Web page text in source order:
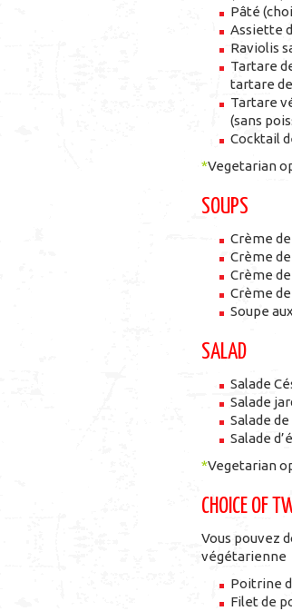
Pâté
Assiette
Raviolis
Tartare
tartare
Tartare
(sans
Cocktail
*Vegetarian
SOUPS
Crème
Crème
Crème
Crème
Soupe
SALAD
Salade
Salade
Salade
Salade
*Vegetarian
CHOICE OF
Vous pouvez
végétarienne
Poitrine
Filet de